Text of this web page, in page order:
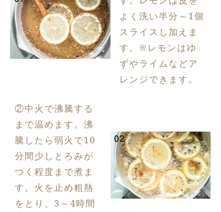
よく洗い半分～1個
スライスし加えま
す。※レモンはゆ
ずやライムなどア
レンジできます。
②中火で沸騰する
まで温めます。沸
騰したら弱火で10
分間少しとろみが
つく程度まで煮ま
す。火を止め粗熱
をとり、3～4時間